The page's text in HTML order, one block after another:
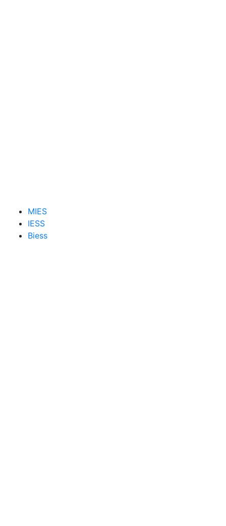
MIES
IESS
Biess